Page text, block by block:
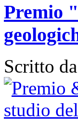
Premio
Scritto da